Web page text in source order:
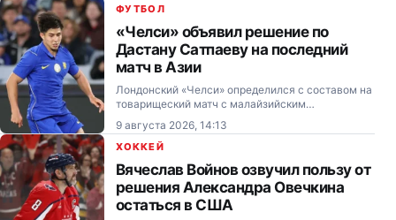
круге «тысячника» в Торонто (Канада).
ФУТБОЛ
«Челси» объявил решение по
Дастану Сатпаеву на последний
матч в Азии
Лондонский «Челси» определился с составом на
товарищеский матч с малайзийским
«Джохором», который станет последним в
рамках азиатского предсезонного тура.
9 августа 2026, 14:13
ХОККЕЙ
Вячеслав Войнов озвучил пользу от
решения Александра Овечкина
остаться в США